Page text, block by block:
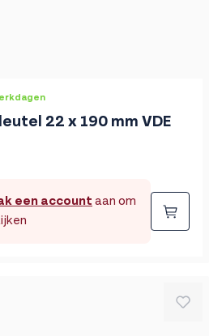
22 x 190 mm VDE
een account aan om